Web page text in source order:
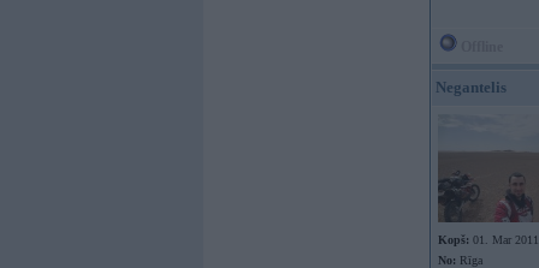
Negantelis
Kopš: 01. Mar 2011
No: Rīga